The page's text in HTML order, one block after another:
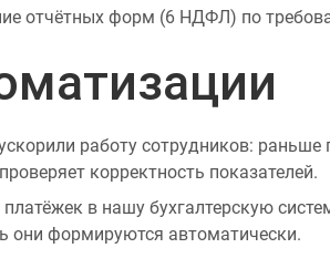
отчётных форм (6 НДФЛ) по
работу сотрудников:
корректность показателей.
в нашу бухгалтерскую
они формируются автоматически.